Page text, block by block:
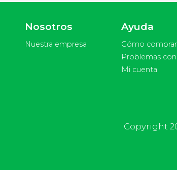
Nosotros
Nuestra empresa
Ayuda
Cómo comprar
Problemas
Mi cuenta
Copyright